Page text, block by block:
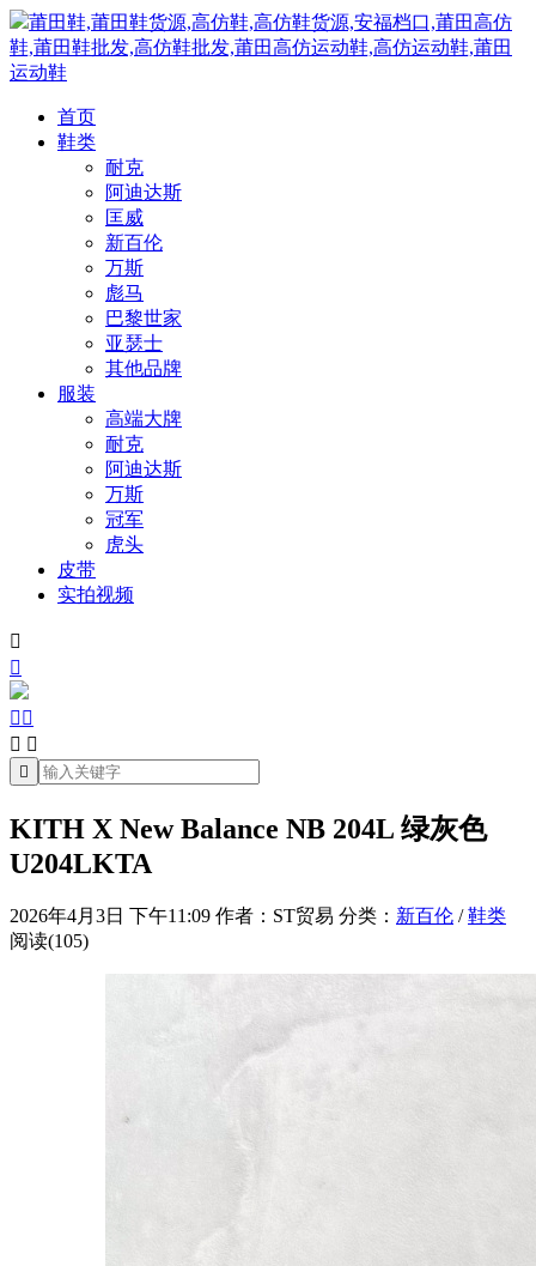
莆田鞋,莆田鞋货源,高仿鞋,高仿鞋货源,安福档口,莆田高仿
鞋,莆田鞋批发,高仿鞋批发,莆田高仿运动鞋,高仿运动鞋,莆田
运动鞋
首页
鞋类
耐克
阿迪达斯
匡威
新百伦
万斯
彪马
巴黎世家
亚瑟士
其他品牌
服装
高端大牌
耐克
阿迪达斯
万斯
冠军
虎头
皮带
实拍视频


 
 

KITH X New Balance NB 204L 绿灰色
U204LKTA
2026年4月3日 下午11:09 作者：ST贸易 分类： 新百伦 /鞋类
阅读(105)